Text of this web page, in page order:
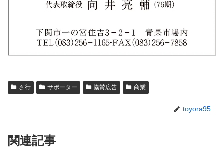
さ行 サポーター 協賛広告 商業
toyora95
関連記事